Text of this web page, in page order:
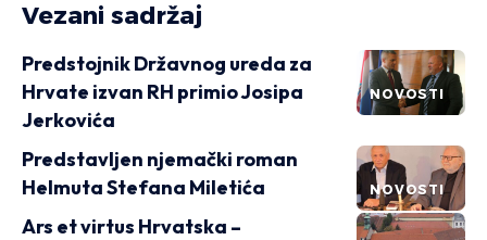
Vezani sadržaj
NOVOSTI
Predstojnik Državnog ureda za
Hrvate izvan RH primio Josipa
Jerkovića
NOVOSTI
Predstavljen njemački roman
Helmuta Stefana Miletića
Ars et virtus Hrvatska –